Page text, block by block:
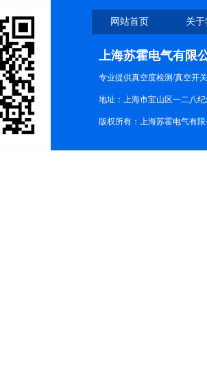
网站首页 关
上海苏霍电气有限
专业提供真空度检测/真空开
地址：上海市宝山区一二八纪
版权所有：上海苏霍电气有